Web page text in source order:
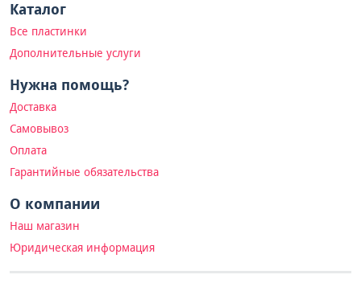
Каталог
Все пластинки
Дополнительные услуги
Нужна помощь?
Доставка
Самовывоз
Оплата
Гарантийные обязательства
О компании
Наш магазин
Юридическая информация